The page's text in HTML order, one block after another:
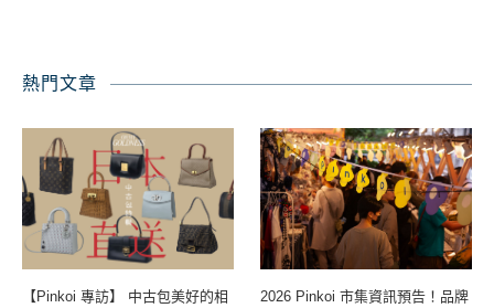
熱門文章
【Pinkoi 專訪】 中古包美好的相
2026 Pinkoi 市集資訊預告！品牌